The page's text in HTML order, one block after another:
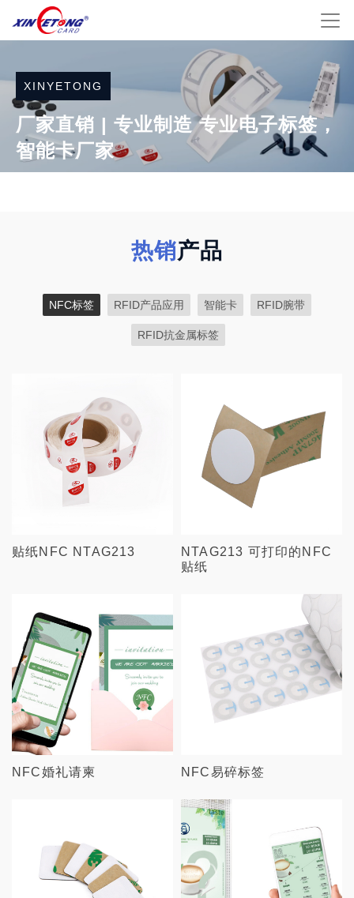
XINYETONG
厂家直销 | 专业制造 专业电子标签，
智能卡厂家
热销产品
NFC标签 RFID产品应用 智能卡 RFID腕带
RFID抗金属标签
贴纸NFC NTAG213
NTAG213 可打印的NFC
贴纸
NFC婚礼请柬 NFC易碎标签